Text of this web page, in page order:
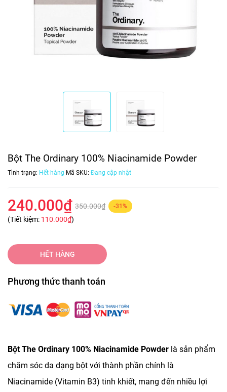
Bột The Ordinary 100% Niacinamide Powder
Tình trạng: Hết hàng Mã SKU: Đang cập nhật
240.000₫ 350.000₫ -31%
(Tiết kiệm: 110.000₫)
HẾT HÀNG
Phương thức thanh toán
Bột The Ordinary 100% Niacinamide Powder là sản phẩm
chăm sóc da dạng bột với thành phần chính là
Niacinamide (Vitamin B3) tinh khiết, mang đến nhiều lợi